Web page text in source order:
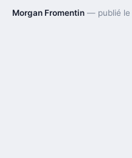
Morgan Fromentin — publié le